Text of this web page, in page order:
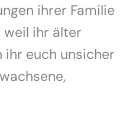
ihrer Familie
weil ihr älter
ihr euch unsicher